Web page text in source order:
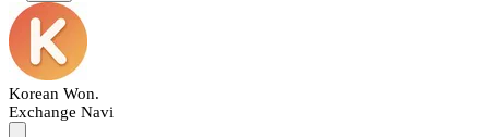
Korean Won.
Exchange Navi